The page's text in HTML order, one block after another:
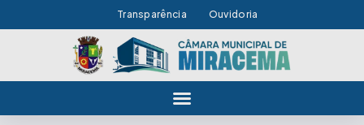
Transparência Ouvidoria